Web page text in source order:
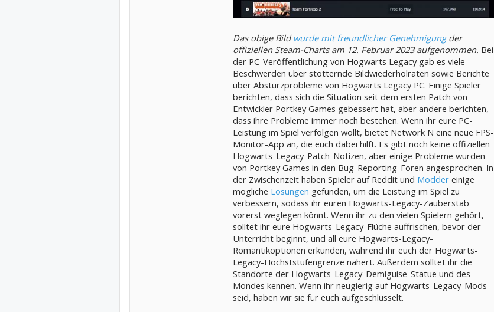
Das obige Bild wurde mit freundlicher Genehmigungder
offiziellen Steam-Charts am 12. Februar 2023 aufgenommen. Bei
der PC-Veröffentlichung von Hogwarts Legacy gab es viele
Beschwerden über stotternde Bildwiederholraten sowie Berichte
über Absturzprobleme von Hogwarts Legacy PC. Einige Spieler
berichten, dass sich die Situation seit dem ersten Patch von
Entwickler Portkey Games gebessert hat, aber andere berichten,
dass ihre Probleme immer noch bestehen. Wenn ihr eure PC-
Leistung im Spiel verfolgen wollt, bietet Network N eine neue FPS-
Monitor-App an, die euch dabei hilft. Es gibt noch keine offiziellen
Hogwarts-Legacy-Patch-Notizen, aber einige Probleme wurden
von Portkey Games in den Bug-Reporting-Foren angesprochen. In
der Zwischenzeit haben Spieler auf Reddit und Moddereinige
mögliche Lösungen gefunden, um die Leistung im Spiel zu
verbessern, sodass ihr euren Hogwarts-Legacy-Zauberstab
vorerst weglegen könnt. Wenn ihr zu den vielen Spielern gehört,
solltet ihr eure Hogwarts-Legacy-Flüche auffrischen, bevor der
Unterricht beginnt, und all eure Hogwarts-Legacy-
Romantikoptionen erkunden, während ihr euch der Hogwarts-
Legacy-Höchststufengrenze nähert. Außerdem solltet ihr die
Standorte der Hogwarts-Legacy-Demiguise-Statue und des
Mondes kennen. Wenn ihr neugierig auf Hogwarts-Legacy-Mods
seid, haben wir sie für euch aufgeschlüsselt.